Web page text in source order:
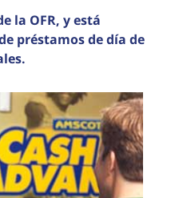
la OFR, y está
préstamos de día de